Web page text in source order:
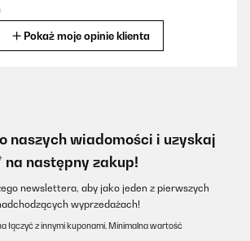
SPRAWDZONA OPINIA
Pokaż moje opinie klienta
naszych wiadomości i uzyskaj
na następny zakup!
newslettera, aby jako jeden z pierwszych
wyprzedażach!
łączyć z innymi kuponami. Minimalna wartość